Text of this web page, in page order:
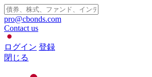
pro@cbonds.com
Contact us
ログイン 登録
閉じる